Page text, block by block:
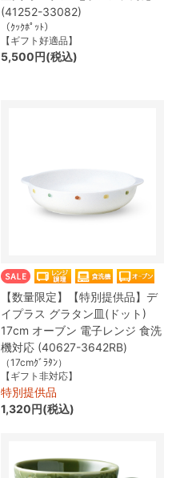
(41252-33082)
（ｸｯｸﾎﾟｯﾄ）
【ギフト好適品】
5,500円(税込)
【数量限定】【特別提供品】デ
イプラス グラタン皿(ドット)
17cm オーブン 電子レンジ 食洗
機対応 (40627-3642RB)
（17cmｸﾞﾗﾀﾝ）
【ギフト非対応】
特別提供品
1,320円(税込)